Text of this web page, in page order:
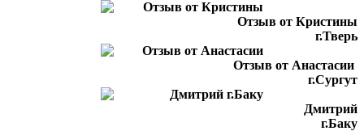
Отзыв от Кристины
г.Тверь
Отзыв от Анастасии
г.Сургут
Дмитрий
г.Баку